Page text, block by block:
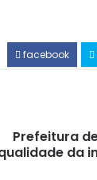
facebook
Prefeitura
da